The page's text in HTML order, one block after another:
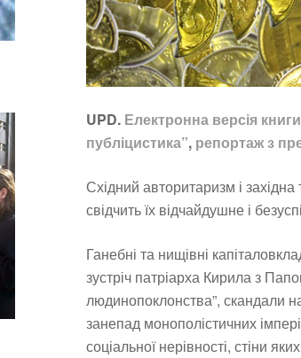
UPD. Електронна версія
публіцистика”, репортаж з
Східний авторитаризм і
свідчить їх відчайдушне і
Ганебні та нищівні
зустріч патріарха Кирила з
людинопоклонства”, скандали
занепад монополістичних
соціальної нерівності, стіни